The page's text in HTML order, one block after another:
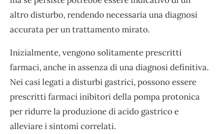
altro disturbo, rendendo necessaria una diagnosi
accurata per un trattamento mirato.
Inizialmente, vengono solitamente prescritti
farmaci, anche in assenza di una diagnosi definitiva.
Nei casi legati a disturbi gastrici, possono essere
prescritti farmaci inibitori della pompa protonica
per ridurre la produzione di acido gastrico e
alleviare i sintomi correlati.